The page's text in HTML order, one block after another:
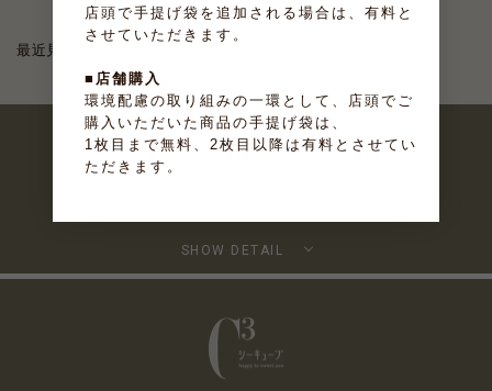
最近見た商品がありません。
SHOW DETAIL
店頭で手提げ袋を追加される場合は、有料と
させていただきます。
■店舗購入
環境配慮の取り組みの一環として、店頭でご
購入いただいた商品の手提げ袋は、
1枚目まで無料、2枚目以降は有料とさせてい
ただきます。